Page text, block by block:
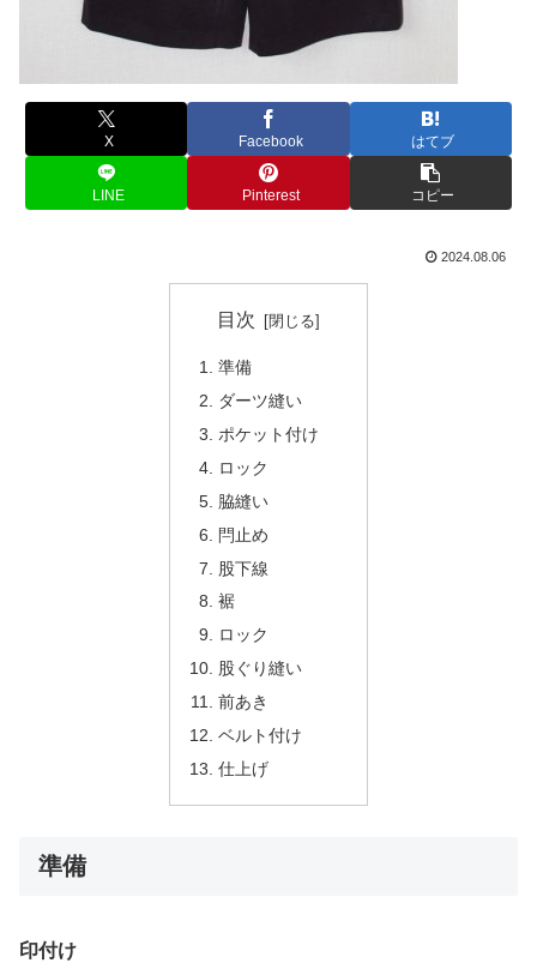
X Facebook はてブ
LINE Pinterest コピー
2024.08.06
目次
準備
ダーツ縫い
ポケット付け
ロック
脇縫い
閂止め
股下線
裾
ロック
股ぐり縫い
前あき
ベルト付け
仕上げ
準備
印付け